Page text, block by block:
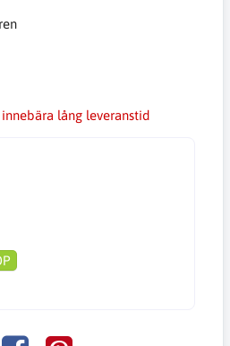
lång leveranstid